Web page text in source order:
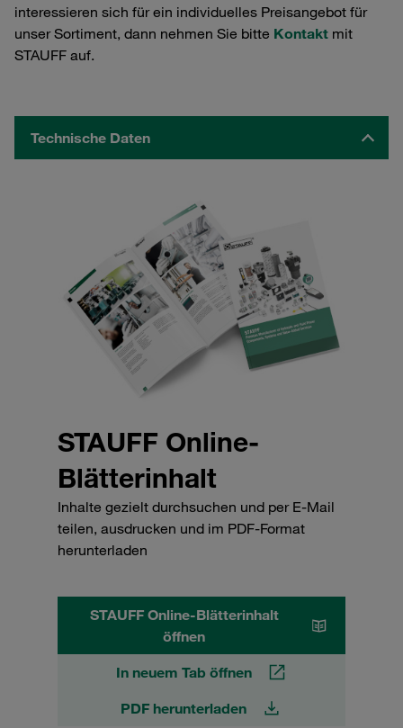
interessieren sich für ein individuelles Preisangebot für
unser Sortiment, dann nehmen Sie bitte Kontakt mit
STAUFF auf.
Technische Daten
STAUFF Online-
Blätterinhalt
Inhalte gezielt durchsuchen und per E-Mail
teilen, ausdrucken und im PDF-Format
herunterladen
STAUFF Online-Blätterinhalt
öffnen
In neuem Tab öffnen
PDF herunterladen